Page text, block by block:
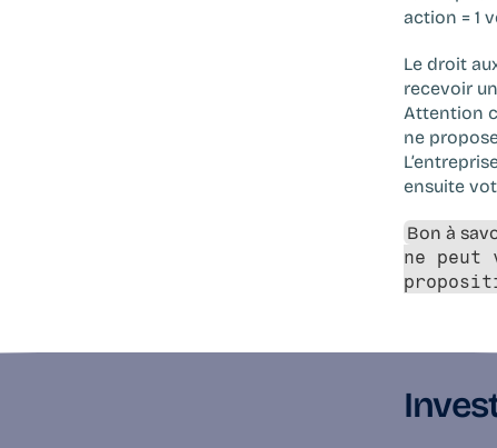
action = 1
Le droit
recevoir
Attention
ne
ensuite
Bon à
ne peut